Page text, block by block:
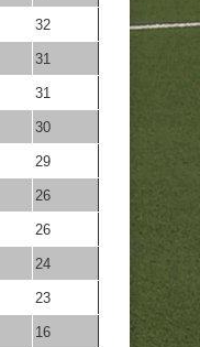
32
31
31
30
29
26
26
24
23
16